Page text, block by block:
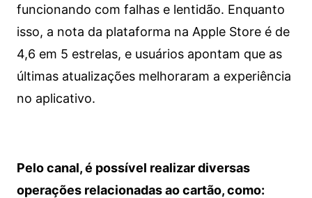
funcionando com falhas e lentidão. Enquanto
isso, a nota da plataforma na Apple Store é de
4,6 em 5 estrelas, e usuários apontam que as
últimas atualizações melhoraram a experiência
no aplicativo.
Pelo canal, é possível realizar diversas
operações relacionadas ao cartão, como: